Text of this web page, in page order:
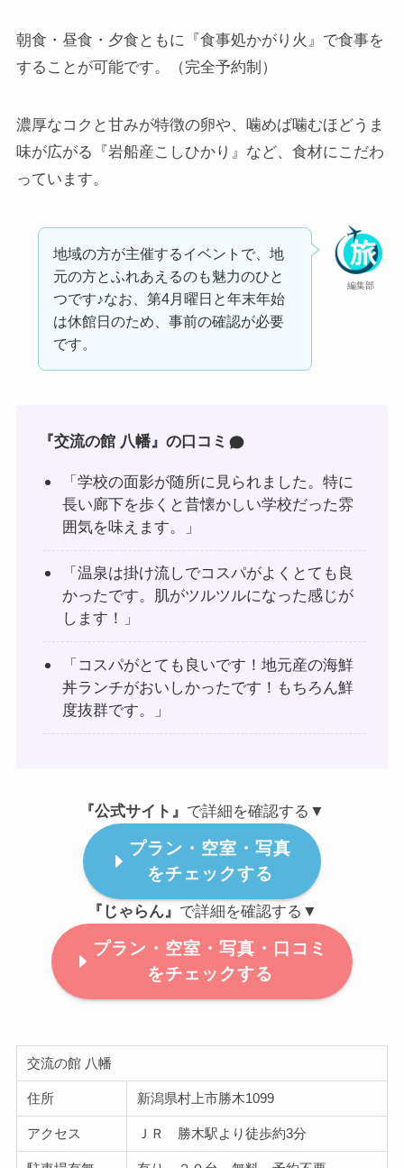
朝食・昼食・夕食ともに『食事処かがり火』で食事を
することが可能です。（完全予約制）
濃厚なコクと甘みが特徴の卵や、噛めば噛むほどうま
味が広がる『岩船産こしひかり』など、食材にこだわ
っています。
編集部
地域の方が主催するイベントで、地
元の方とふれあえるのも魅力のひと
つです♪なお、第4月曜日と年末年始
は休館日のため、事前の確認が必要
です。
『交流の館 八幡』の口コミ
「学校の面影が随所に見られました。特に
長い廊下を歩くと昔懐かしい学校だった雰
囲気を味えます。」
「温泉は掛け流しでコスパがよくとても良
かったです。肌がツルツルになった感じが
します！」
「コスパがとても良いです！地元産の海鮮
丼ランチがおいしかったです！もちろん鮮
度抜群です。」
『公式サイト』 で詳細を確認する▼
プラン・空室・写真
をチェックする
『じゃらん』 で詳細を確認する▼
プラン・空室・写真・口コミ
をチェックする
交流の館 八幡
住所 新潟県村上市勝木1099
アクセス ＪＲ 勝木駅より徒歩約3分